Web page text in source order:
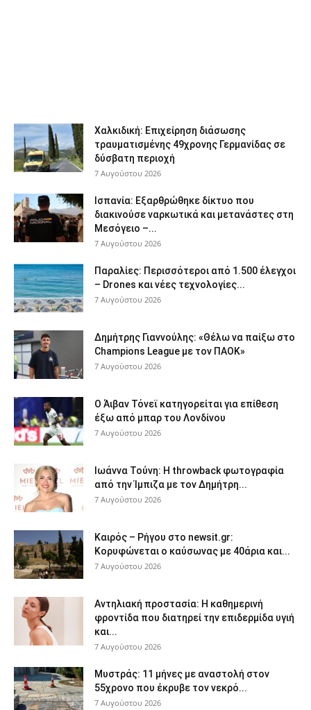
Χαλκιδική: Επιχείρηση διάσωσης
τραυματισμένης 49χρονης Γερμανίδας σε
δύσβατη περιοχή
7 Αυγούστου 2026
Ισπανία: Εξαρθρώθηκε δίκτυο που
διακινούσε ναρκωτικά και μετανάστες στη
Μεσόγειο –...
7 Αυγούστου 2026
Παραλίες: Περισσότεροι από 1.500 έλεγχοι
– Drones και νέες τεχνολογίες...
7 Αυγούστου 2026
Δημήτρης Γιαννούλης: «Θέλω να παίξω στο
Champions League με τον ΠΑΟΚ»
7 Αυγούστου 2026
Ο Άιβαν Τόνεϊ κατηγορείται για επίθεση
έξω από μπαρ του Λονδίνου
7 Αυγούστου 2026
Ιωάννα Τούνη: Η throwback φωτογραφία
από την Ίμπιζα με τον Δημήτρη...
7 Αυγούστου 2026
Καιρός – Ρήγου στο newsit.gr:
Κορυφώνεται ο καύσωνας με 40άρια και...
7 Αυγούστου 2026
Αντηλιακή προστασία: Η καθημερινή
φροντίδα που διατηρεί την επιδερμίδα υγιή
και...
7 Αυγούστου 2026
Μυστράς: 11 μήνες με αναστολή στον
55χρονο που έκρυβε τον νεκρό...
7 Αυγούστου 2026